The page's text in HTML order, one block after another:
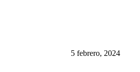
5 febrero, 2024